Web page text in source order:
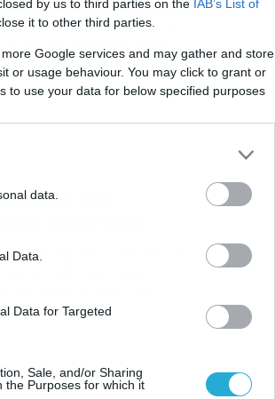
by us to third parties on the IAB’s List of
it to other third parties.
Google services and may gather and store
or usage behaviour. You may click to grant or
to use your data for below specified purposes
data.
Data.
Data for Targeted
Sale, and/or Sharing
the Purposes for which it
μιας μικρής φάλαινας να
από τα αβαθή νερά στα
η μικρή φάλαινα δίνει
αρκετή ώρα στέφθηκε με
και
της (vid)
οι ακτιβιστές στην Μεγάλη
σε ακτή του Ηνωμένου
τεράστιου κοίτους για
έπαθε αυτό που λέμε έκρηξη,